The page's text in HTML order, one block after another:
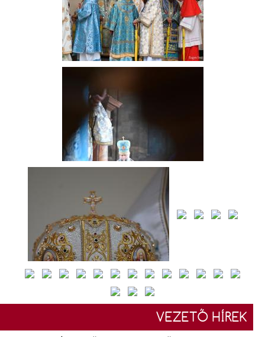
VEZETŐ HÍREK